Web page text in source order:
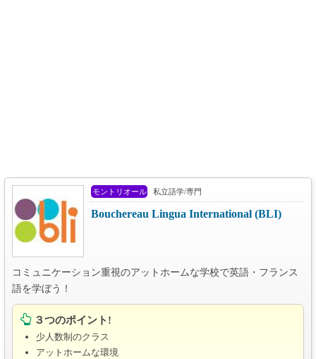
モントリオール 私立語学/専門
Bouchereau Lingua International (BLI)
コミュニケーション重視のアットホームな学校で英語・フランス
語を学ぼう！
３つのポイント!
少人数制のクラス
アットホームな環境